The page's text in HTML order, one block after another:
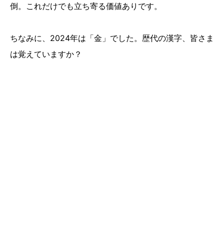
倒。これだけでも立ち寄る価値ありです。
ちなみに、2024年は「金」でした。歴代の漢字、皆さま
は覚えていますか？